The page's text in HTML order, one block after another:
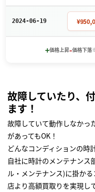
2024-06-19
+価格上昇-価格下落
故障していたり、
ます！
故障していて動作しなかっ
があってもOK！
どんなコンディションの時
自社に時計のメンテナンス
ル・メンテナンス)に掛か
店より高額買取りを実現し